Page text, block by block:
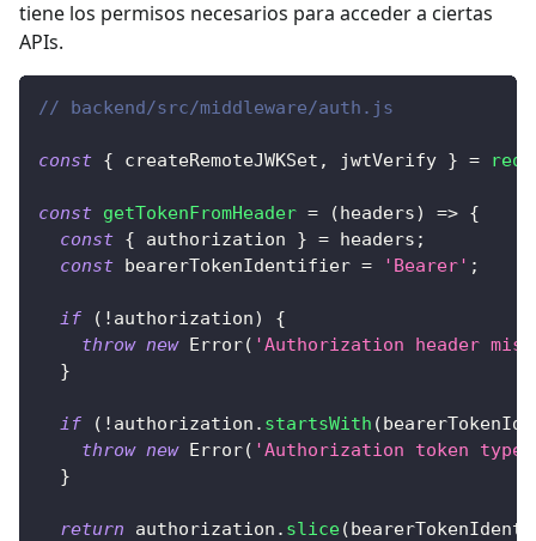
tiene los permisos necesarios para acceder a ciertas
APIs.
// backend/src/middleware/auth.js
const { createRemoteJWKSet , jwtVerify } =
const getTokenFromHeader = (headers) => {
const { authorization } = headers ;
const bearerTokenIdentifier = 'Bearer' ;
if ( ! authorization)
{
throw new Error( 'Authorization header
}
if ( ! authorization . startsWith (
throw new Error( 'Authorization token type
}
return authorization . slice(